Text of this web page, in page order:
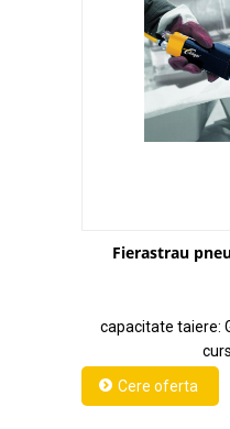
Fierastrau
capacitate taiere: